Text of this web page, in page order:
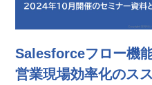
Salesforceフロー機
営業現場効率化のス